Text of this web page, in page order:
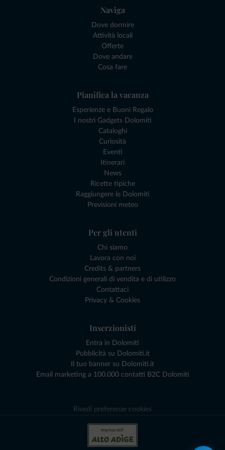
Naviga
Dove dormire
Attività locali
Offerte
Dove andare
Cosa fare
Pianifica la vacanza
Esperienze e Buoni Regalo
I nostri Gadgets Dolomiti
Cataloghi
Curiosità
Eventi
Itinerari
News
Ricette tipiche
Raggiungere le Dolomiti
Previsioni meteo
Per gli utenti
Chi siamo
Lavora con noi
Credits & partners
Condizioni generali di vendita e di utilizzo
Contattaci
Privacy & Cookies
Inserzionisti
Entra in Dolomiti
Pubblicità su Dolomiti.it
Il tuo banner su Dolomiti.it
Email marketing a 100.000 contatti B2C Dolomiti
Rivedi preferenze cookies